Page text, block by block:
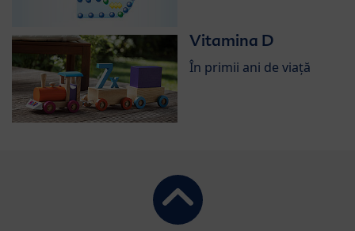
Vitamina D
În primii ani de viață